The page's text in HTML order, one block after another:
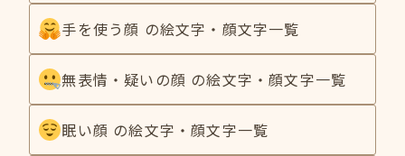
手を使う顔 の絵文字・顔文字一覧
無表情・疑いの顔 の絵文字・顔文字一覧
眠い顔 の絵文字・顔文字一覧